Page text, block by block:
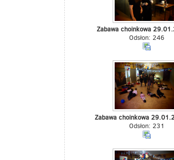
Zabawa choinkowa
Odsłon: 246
Zabawa choinkowa
Odsłon: 231